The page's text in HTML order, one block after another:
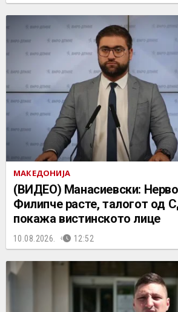
МАКЕДОНИЈА
(ВИДЕО) Манасиевски:
Филипче расте, талогот од
покажа вистинското лице
10.08.2026. 12:52